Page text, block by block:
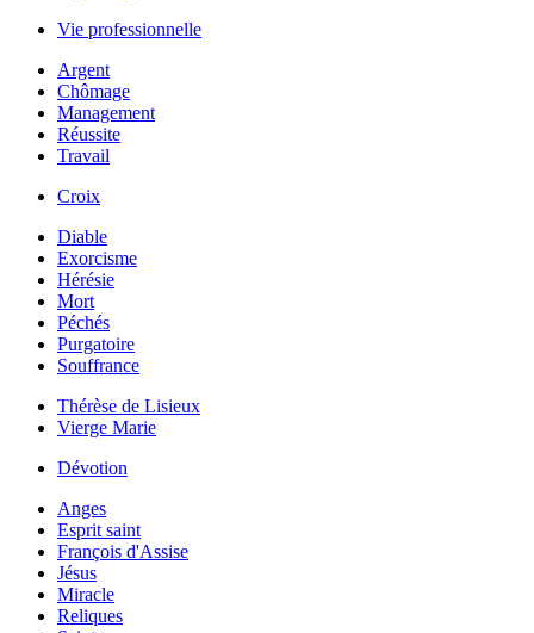
Vie professionnelle
Argent
Chômage
Management
Réussite
Travail
Croix
Diable
Exorcisme
Hérésie
Mort
Péchés
Purgatoire
Souffrance
Thérèse de Lisieux
Vierge Marie
Dévotion
Anges
Esprit saint
François d'Assise
Jésus
Miracle
Reliques